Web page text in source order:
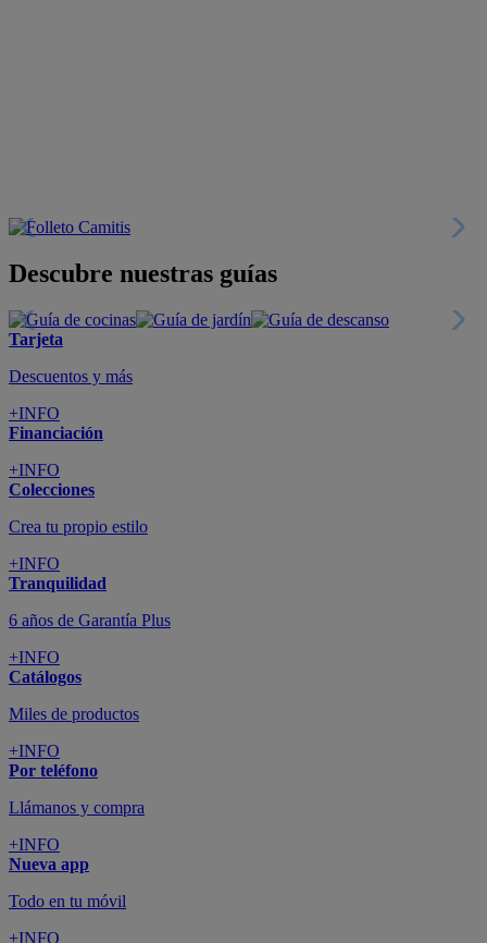
Descubre nuestras guías
Tarjeta
Descuentos y más
+INFO
Financiación
+INFO
Colecciones
Crea tu propio estilo
+INFO
Tranquilidad
6 años de Garantía Plus
+INFO
Catálogos
Miles de productos
+INFO
Por teléfono
Llámanos y compra
+INFO
Nueva app
Todo en tu móvil
+INFO